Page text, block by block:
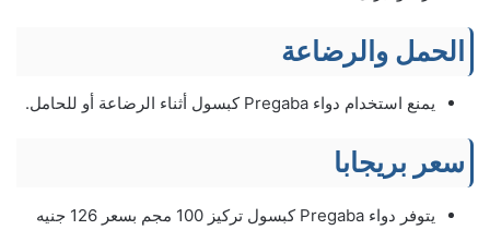
الحمل والرضاعة
يمنع استخدام دواء Pregaba كبسول أثناء الرضاعة أو للحامل.
سعر بريجابا
يتوفر دواء Pregaba كبسول تركيز 100 مجم بسعر 126 جنيه